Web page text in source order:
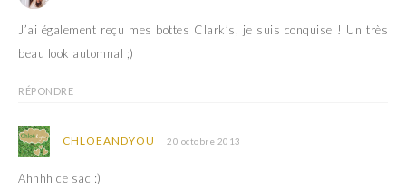
J’ai également reçu mes bottes Clark’s, je suis conquise ! Un très
beau look automnal ;)
RÉPONDRE
CHLOEANDYOU 20 octobre 2013
Ahhhh ce sac :)